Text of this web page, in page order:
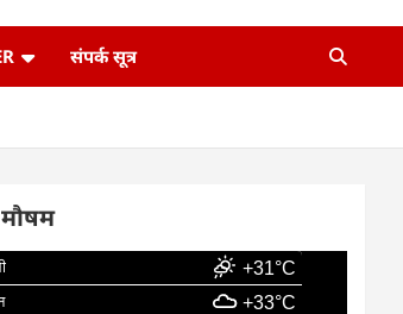
संपर्क सूत्र
+31°C
+33°C